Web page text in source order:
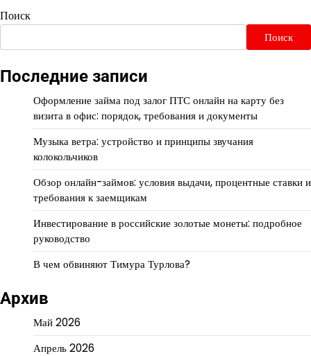
Поиск
Поиск
Последние записи
Оформление займа под залог ПТС онлайн на карту без
визита в офис: порядок, требования и документы
Музыка ветра: устройство и принципы звучания
колокольчиков
Обзор онлайн-займов: условия выдачи, процентные ставки и
требования к заемщикам
Инвестирование в российские золотые монеты: подробное
руководство
В чем обвиняют Тимура Турлова?
Архив
Май 2026
Апрель 2026